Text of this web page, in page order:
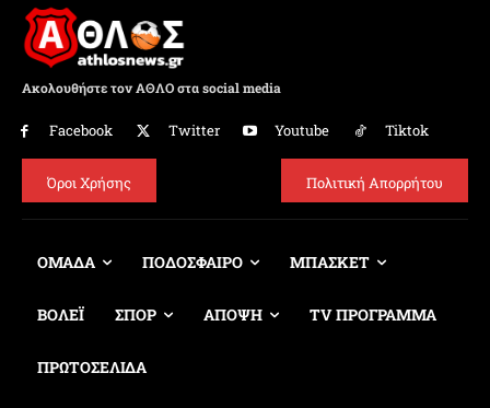
Ακολουθήστε τον ΑΘΛΟ στα social media
Facebook Twitter Youtube Tiktok
Όροι Χρήσης Πολιτική Απορρήτου
ΟΜΑΔΑ ΠΟΔΟΣΦΑΙΡΟ ΜΠΑΣΚΕΤ
ΒΟΛΕΪ ΣΠΟΡ ΑΠΟΨΗ TV ΠΡΟΓΡΑΜΜΑ
ΠΡΩΤΟΣΕΛΙΔΑ